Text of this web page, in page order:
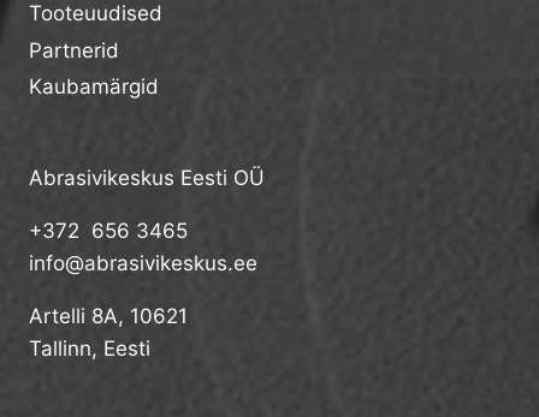
Tooteuudised
Partnerid
Kaubamärgid
Abrasivikeskus Eesti OÜ
+372 656 3465
info@abrasivikeskus.ee
Artelli 8A, 10621
Tallinn, Eesti